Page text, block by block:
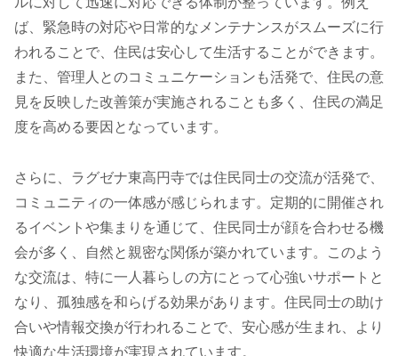
ば、緊急時の対応や日常的なメンテナンスがスムーズに行
われることで、住民は安心して生活することができます。
また、管理人とのコミュニケーションも活発で、住民の意
見を反映した改善策が実施されることも多く、住民の満足
度を高める要因となっています。
さらに、ラグゼナ東高円寺では住民同士の交流が活発で、
コミュニティの一体感が感じられます。定期的に開催され
るイベントや集まりを通じて、住民同士が顔を合わせる機
会が多く、自然と親密な関係が築かれています。このよう
な交流は、特に一人暮らしの方にとって心強いサポートと
なり、孤独感を和らげる効果があります。住民同士の助け
合いや情報交換が行われることで、安心感が生まれ、より
快適な生活環境が実現されています。